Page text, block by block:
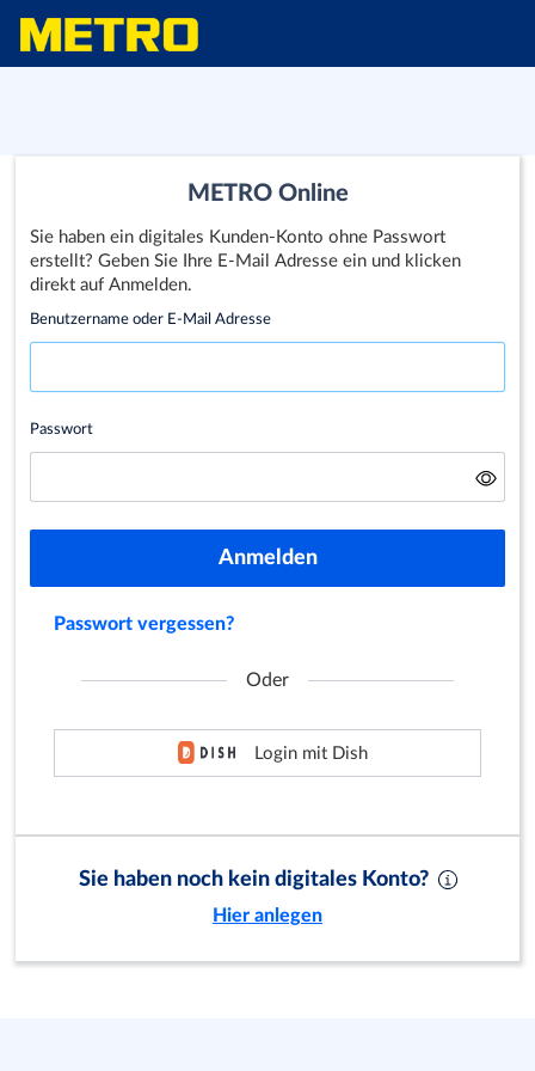
METRO Online
Sie haben ein digitales Kunden-Konto ohne Passwort
erstellt? Geben Sie Ihre E-Mail Adresse ein und klicken
direkt auf Anmelden.
Benutzername oder E-Mail Adresse
Passwort
Anmelden
Passwort vergessen?
Oder
Login mit Dish
Sie haben noch kein digitales Konto?
Hier anlegen